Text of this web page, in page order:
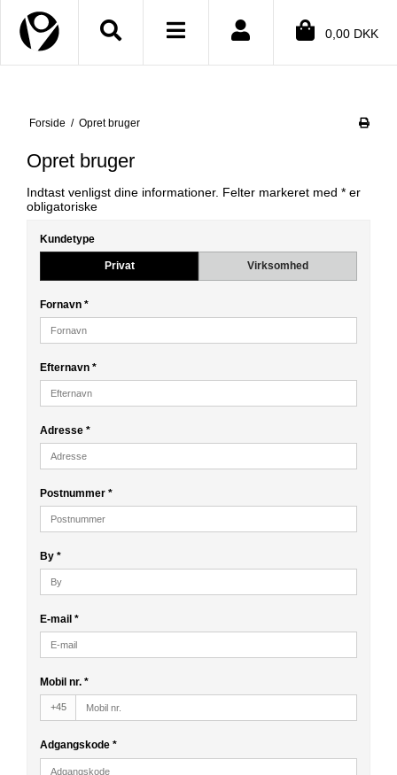
Close menu
(INFORMATION)
(TEKSTER)
(DIN KONTO)
0,00 DKK
Forside / Opret bruger
Opret bruger
Indtast venligst dine informationer. Felter markeret med * er
obligatoriske
Kundetype
Privat Virksomhed
Fornavn *
Efternavn *
Adresse *
Postnummer *
By *
E-mail *
Mobil nr. *
+45
Adgangskode *